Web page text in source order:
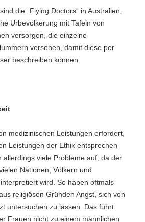
die „Flying Doctors“ in Australien,
Urbevölkerung mit Tafeln von
versorgen, die einzelne
versehen, damit diese per
beschreiben können.
medizinischen Leistungen erfordert,
Leistungen der Ethik entsprechen
allerdings viele Probleme auf, da der
Nationen, Völkern und
wird. So haben oftmals
religiösen Gründen Angst, sich von
untersuchen zu lassen. Das führt
Frauen nicht zu einem männlichen